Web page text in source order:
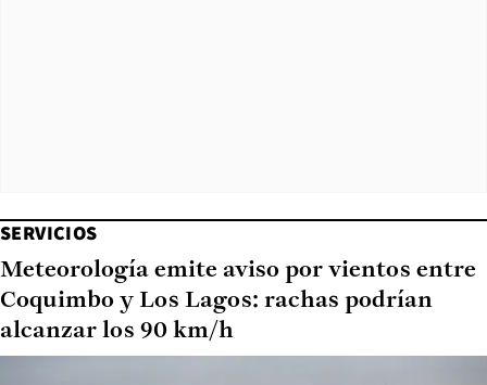
SERVICIOS
Meteorología emite aviso por vientos entre
Coquimbo y Los Lagos: rachas podrían
alcanzar los 90 km/h